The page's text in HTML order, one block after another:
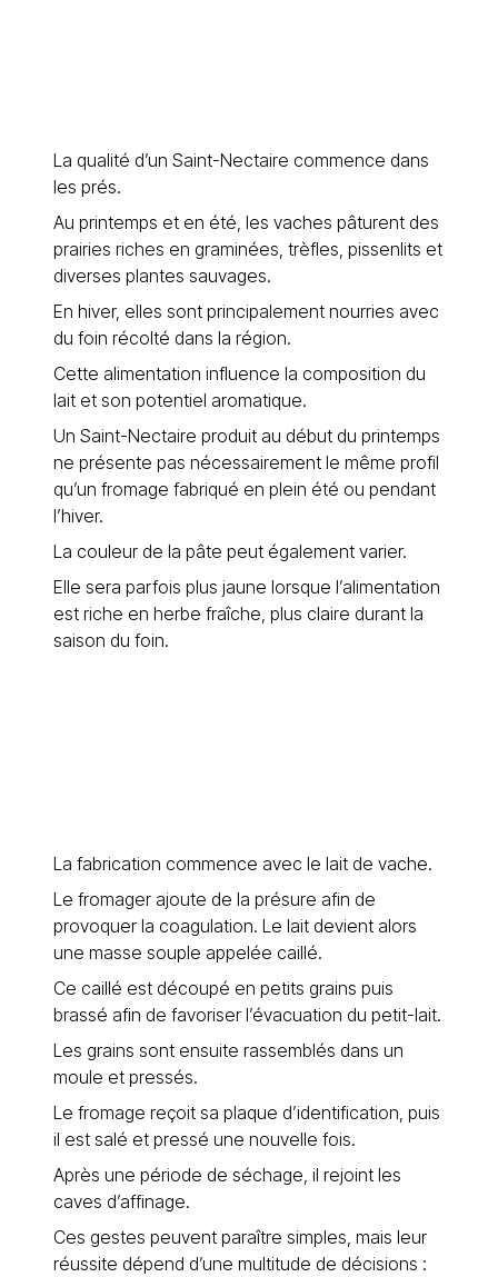
La qualité d’un Saint-Nectaire commence dans
les prés.
Au printemps et en été, les vaches pâturent des
prairies riches en graminées, trèfles, pissenlits et
diverses plantes sauvages.
En hiver, elles sont principalement nourries avec
du foin récolté dans la région.
Cette alimentation influence la composition du
lait et son potentiel aromatique.
Un Saint-Nectaire produit au début du printemps
ne présente pas nécessairement le même profil
qu’un fromage fabriqué en plein été ou pendant
l’hiver.
La couleur de la pâte peut également varier.
Elle sera parfois plus jaune lorsque l’alimentation
est riche en herbe fraîche, plus claire durant la
saison du foin.
La fabrication commence avec le lait de vache.
Le fromager ajoute de la présure afin de
provoquer la coagulation. Le lait devient alors
une masse souple appelée caillé.
Ce caillé est découpé en petits grains puis
brassé afin de favoriser l’évacuation du petit-lait.
Les grains sont ensuite rassemblés dans un
moule et pressés.
Le fromage reçoit sa plaque d’identification, puis
il est salé et pressé une nouvelle fois.
Après une période de séchage, il rejoint les
caves d’affinage.
Ces gestes peuvent paraître simples, mais leur
réussite dépend d’une multitude de décisions :